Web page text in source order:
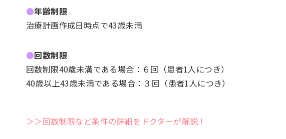
●年齢制限
治療計画作成日時点で43歳未満
●回数制限
回数制限40歳未満である場合：６回（患者1人につき）
40歳以上43歳未満である場合：３回（患者1人につき）
＞＞回数制限など条件の詳細をドクターが解説！